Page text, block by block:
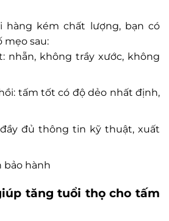
hàng kém chất lượng, bạn có
mẹo sau:
nhẵn, không trầy xước, không
tấm tốt có độ dẻo nhất định,
đủ thông tin kỹ thuật, xuất
bảo hành
tăng tuổi thọ cho tấm